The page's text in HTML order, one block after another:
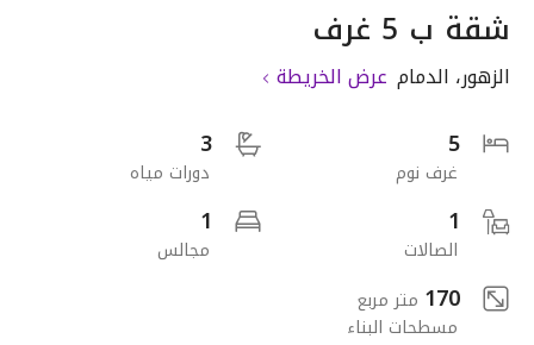
شقة ب 5 غرف
الزهور، الدمام عرض الخريطة
5
غرف نوم
3
دورات مياه
1
الصالات
1
مجالس
170 متر مربع
مسطحات البناء